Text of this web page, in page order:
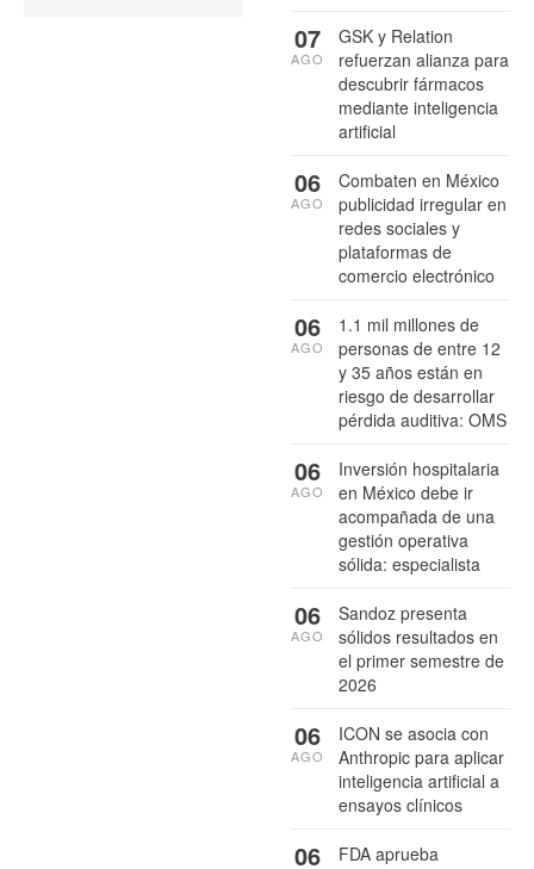
GSK y Relation
refuerzan alianza para
descubrir fármacos
mediante inteligencia
artificial
07
AGO
Combaten en México
publicidad irregular en
redes sociales y
plataformas de
comercio electrónico
06
AGO
1.1 mil millones de
personas de entre 12
y 35 años están en
riesgo de desarrollar
pérdida auditiva: OMS
06
AGO
Inversión hospitalaria
en México debe ir
acompañada de una
gestión operativa
sólida: especialista
06
AGO
Sandoz presenta
sólidos resultados en
el primer semestre de
2026
06
AGO
ICON se asocia con
Anthropic para aplicar
inteligencia artificial a
ensayos clínicos
06
AGO
FDA aprueba
06